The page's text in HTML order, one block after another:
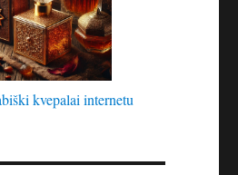
kvepalai internetu